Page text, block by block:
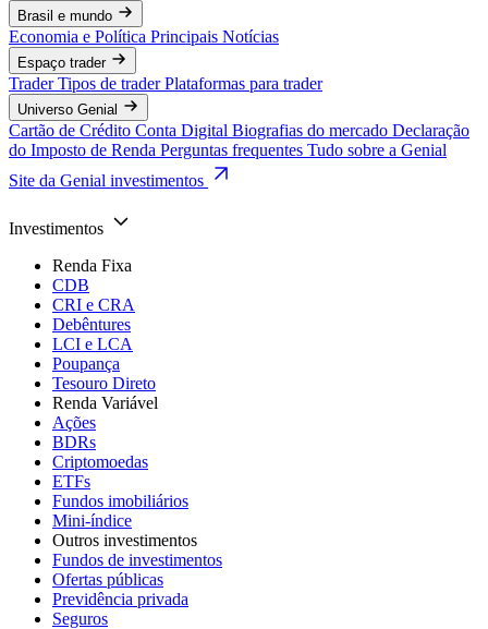
Brasil e mundo
Economia e Política Principais Notícias
Espaço trader
TraderTipos de traderPlataformas para trader
Universo Genial
Cartão de Crédito Conta Digital Biografias do mercado Declaração
do Imposto de Renda Perguntas frequentes Tudo sobre a Genial
Site da Genial investimentos
Investimentos
Renda Fixa
CDB
CRI e CRA
Debêntures
LCI e LCA
Poupança
Tesouro Direto
Renda Variável
Ações
BDRs
Criptomoedas
ETFs
Fundos imobiliários
Mini-índice
Outros investimentos
Fundos de investimentos
Ofertas públicas
Previdência privada
Seguros